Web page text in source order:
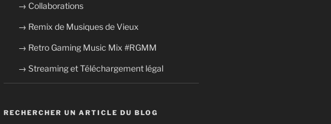
→ Collaborations
→ Remix de Musiques de Vieux
→ Retro Gaming Music Mix #RGMM
→ Streaming et Téléchargement légal
RECHERCHER UN ARTICLE DU BLOG